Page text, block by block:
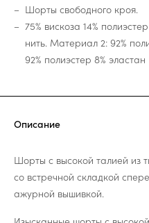
Шорты свободного кроя.
75% вискоза 14%
нить. Материал 2: 92%
92% полиэстер 8% эластан
Описание
Шорты с высокой талией из
со встречной складкой
ажурной вышивкой.